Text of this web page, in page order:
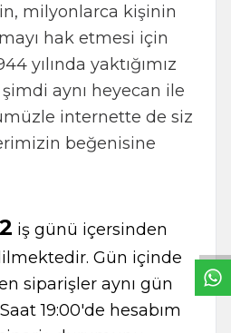
milyonlarca kişinin
hak etmesi için
yılında yaktığımız
aynı heyecan ile
internette de siz
beğenisine
2 iş günü içersinden
Gün içinde
siparişler aynı gün
19:00'de hesabım